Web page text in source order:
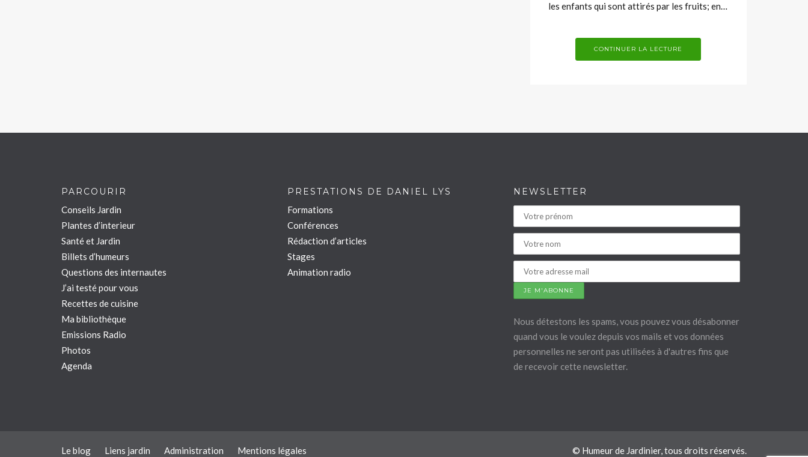
les enfants qui sont attirés par les fruits; en…
CONTINUER LA LECTURE
PARCOURIR
Conseils Jardin
Plantes d’interieur
Santé et Jardin
Billets d’humeurs
Questions des internautes
J’ai testé pour vous
Recettes de cuisine
Ma bibliothèque
Emissions Radio
Photos
Agenda
PRESTATIONS DE DANIEL LYS
Formations
Conférences
Rédaction d’articles
Stages
Animation radio
NEWSLETTER
Nous détestons les spams, vous pouvez vous désabonner
quand vous le voulez depuis vos mails et vos données
personnelles ne seront pas utilisées à d'autres fins que
de recevoir cette newsletter.
Le blog Liens jardin Administration Mentions légales © Humeur de Jardinier, tous droits réservés.